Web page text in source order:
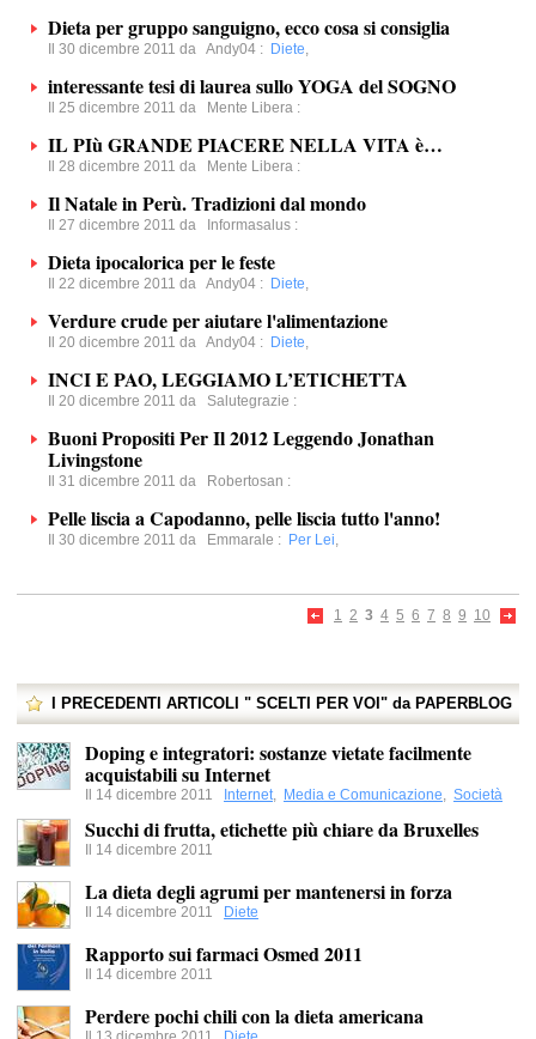
Dieta per gruppo sanguigno, ecco cosa si consiglia
Il 30 dicembre 2011 da Andy04 : Diete,
interessante tesi di laurea sullo YOGA del SOGNO
Il 25 dicembre 2011 da Mente Libera :
IL PIù GRANDE PIACERE NELLA VITA è…
Il 28 dicembre 2011 da Mente Libera :
Il Natale in Perù. Tradizioni dal mondo
Il 27 dicembre 2011 da Informasalus :
Dieta ipocalorica per le feste
Il 22 dicembre 2011 da Andy04 : Diete,
Verdure crude per aiutare l'alimentazione
Il 20 dicembre 2011 da Andy04 : Diete,
INCI E PAO, LEGGIAMO L’ETICHETTA
Il 20 dicembre 2011 da Salutegrazie :
Buoni Propositi Per Il 2012 Leggendo Jonathan
Livingstone
Il 31 dicembre 2011 da Robertosan :
Pelle liscia a Capodanno, pelle liscia tutto l'anno!
Il 30 dicembre 2011 da Emmarale : Per Lei,
1 2 3 4 5 6 7 8 9 10
I PRECEDENTI ARTICOLI " SCELTI PER VOI" da PAPERBLOG
Doping e integratori: sostanze vietate facilmente
acquistabili su Internet
Il 14 dicembre 2011 Internet, Media e Comunicazione, Società
Succhi di frutta, etichette più chiare da Bruxelles
Il 14 dicembre 2011
La dieta degli agrumi per mantenersi in forza
Il 14 dicembre 2011 Diete
Rapporto sui farmaci Osmed 2011
Il 14 dicembre 2011
Perdere pochi chili con la dieta americana